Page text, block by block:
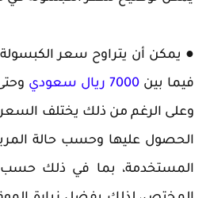
● يمكن أن يتراوح سعر
فيما بين
وعلى الرغم من ذلك يختلف
الحصول عليها وحسب حالة
المستخدمة، بما في ذلك حسب